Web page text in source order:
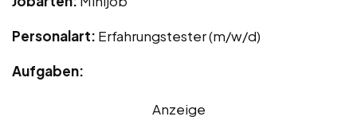
Personalart: Erfahrungstester (m/w/d)
Aufgaben:
Anzeige